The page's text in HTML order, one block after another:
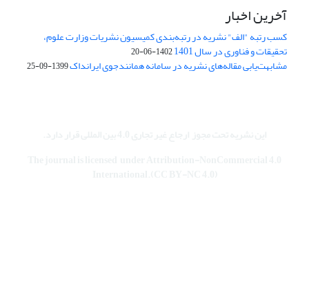
آخرین اخبار
کسب رتبه "الف" نشریه در رتبه‌بندی کمیسیون نشریات وزارت علوم،
تحقیقات و فناوری در سال 1401 1402-06-20
مشابهت‌یابی مقاله‌های نشریه در سامانه همانندجوی ایرانداک1399-09-25